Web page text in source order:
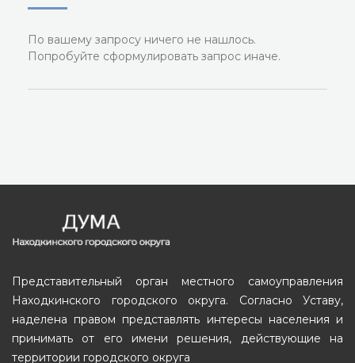
По вашему запросу ничего не нашлось.
Попробуйте сформулировать запрос иначе.
Представительный орган местного самоуправления
Находкинского городского округа. Согласно Уставу,
наделена правом представлять интересы населения и
принимать от его имени решения, действующие на
территории городского округа